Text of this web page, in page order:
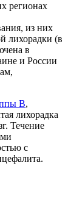
регионах
из них
лихорадки (в
в
и России
В,
лихорадка
Течение
с